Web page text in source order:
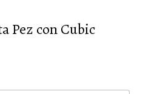
Pez con Cubic